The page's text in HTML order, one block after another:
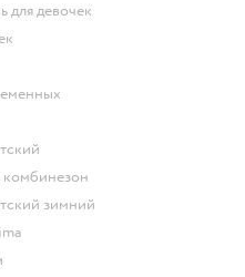
для девочек
комбинезон
зимний